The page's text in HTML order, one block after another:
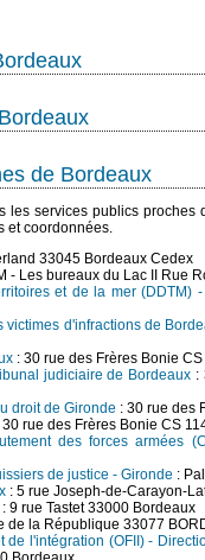
de Bordeaux
les services publics
et coordonnées.
33045 Bordeaux Cedex
- Les bureaux du Lac II Rue
et de la mer (DDTM) -
d'infractions de
: 30 rue des Frères Bonie
judiciaire de Bordeaux :
droit de Gironde : 30 rue des
30 rue des Frères Bonie CS
des forces armées
de justice - Gironde :
: 5 rue Joseph-de-Carayon-
: 9 rue Tastet 33000 Bordeaux
de la République 33077
de l'intégration (OFII) -